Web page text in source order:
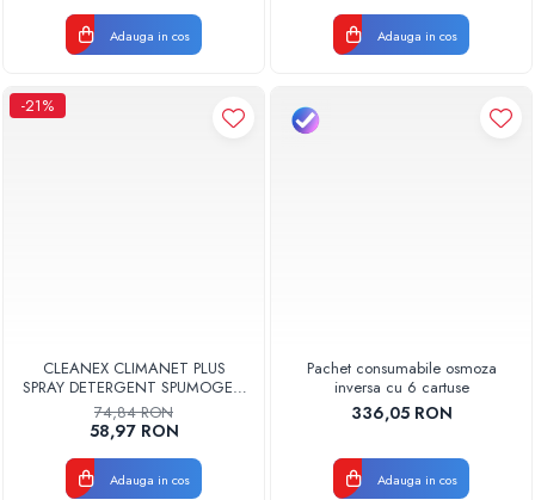
Adauga in cos Adauga in cos
-21%
CLEANEX CLIMANET PLUS
SPRAY DETERGENT SPUMOGEN
PENTRU CURATAREA
APARATELOR DE AER
CONDITIONAT
CLINETPLUS0600
74,84 RON
58,97 RON
Adauga in cos
Pachet consumabile osmoza
inversa cu 6 cartuse
336,05 RON
Adauga in cos